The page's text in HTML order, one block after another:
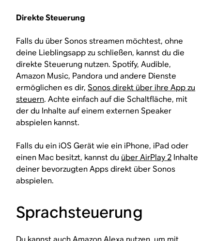
Direkte Steuerung
Falls du über Sonos streamen möchtest, ohne
deine Lieblingsapp zu schließen, kannst du die
direkte Steuerung nutzen. Spotify, Audible,
Amazon Music, Pandora und andere Dienste
ermöglichen es dir,Sonos direkt über ihre App zu
steuern. Achte einfach auf die Schaltfläche, mit
der du Inhalte auf einem externen Speaker
abspielen kannst.
Falls du ein iOS Gerät wie ein iPhone, iPad oder
einen Mac besitzt, kannst du über AirPlay 2 Inhalte
deiner bevorzugten Apps direkt über Sonos
abspielen.
Sprachsteuerung